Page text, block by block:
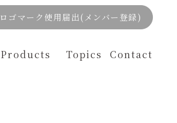
ロゴマーク使用届出(メンバー登録)
Products Topics Contact